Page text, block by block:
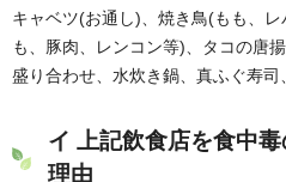
キャベツ(お通し)、焼き鳥(もも、
も、豚肉、レンコン等)、タコの唐
盛り合わせ、水炊き鍋、真ふぐ寿
イ 上記飲食店を食中
理由